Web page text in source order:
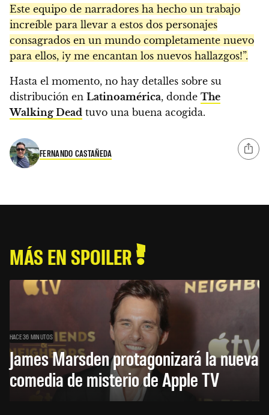
Este equipo de narradores ha hecho un trabajo
increíble para llevar a estos dos personajes
consagrados en un mundo completamente nuevo
para ellos, ¡y me encantan los nuevos hallazgos!”.
Hasta el momento, no hay detalles sobre su
distribución en Latinoamérica, donde The
Walking Dead tuvo una buena acogida.
FERNANDO CASTAÑEDA
MÁS EN SPOILER
HACE 36 MINUTOS
James Marsden protagonizará la nueva
comedia de misterio de Apple TV